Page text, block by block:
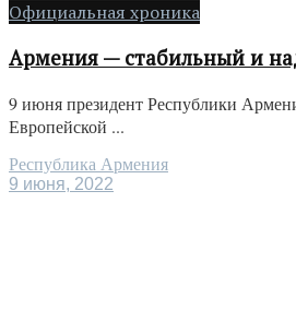
Официальная хроника
Армения — стабильный и
9 июня президент Республики
Европейской ...
Республика Армения
9 июня, 2022